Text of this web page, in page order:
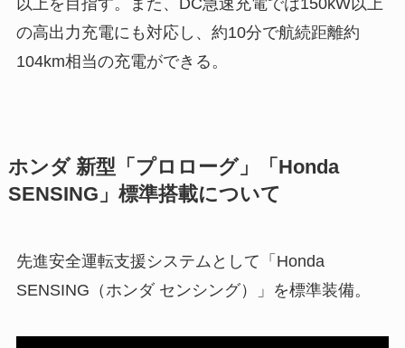
の高出力充電にも対応し、約10分で航続距離約
104km相当の充電ができる。
ホンダ 新型「プロローグ」「Honda
SENSING」標準搭載について
先進安全運転支援システムとして「Honda
SENSING（ホンダ センシング）」を標準装備。